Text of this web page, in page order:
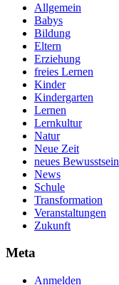
Allgemein
Babys
Bildung
Eltern
Erziehung
freies Lernen
Kinder
Kindergarten
Lernen
Lernkultur
Natur
Neue Zeit
neues Bewusstsein
News
Schule
Transformation
Veranstaltungen
Zukunft
Meta
Anmelden